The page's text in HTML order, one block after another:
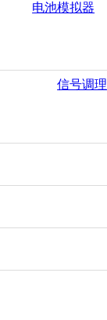
电池模拟器
信号调理